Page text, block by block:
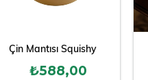
Çin Mantısı Squishy
₺588,00